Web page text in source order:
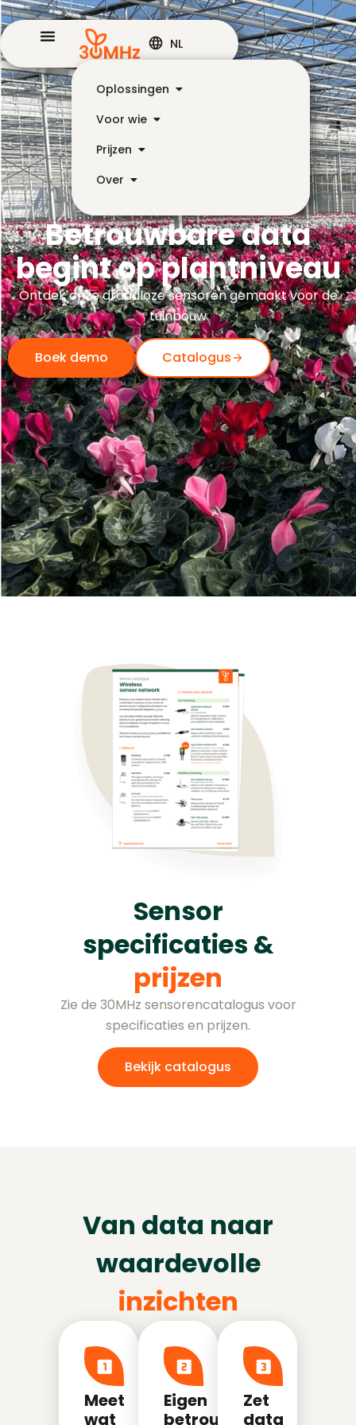
Oplossingen
Voor wie
Prijzen
Over
NL
Betrouwbare data
begint op plantniveau
Ontdek onze draadloze sensoren gemaakt voor de
tuinbouw
Boek demo Catalogus
Sensor
specificaties &
prijzen
Zie de 30MHz sensorencatalogus voor
specificaties en prijzen.
Bekijk catalogus
Van data naar
waardevolle
inzichten
Meet
wat
Eigen
betrouwbaar
Zet
data